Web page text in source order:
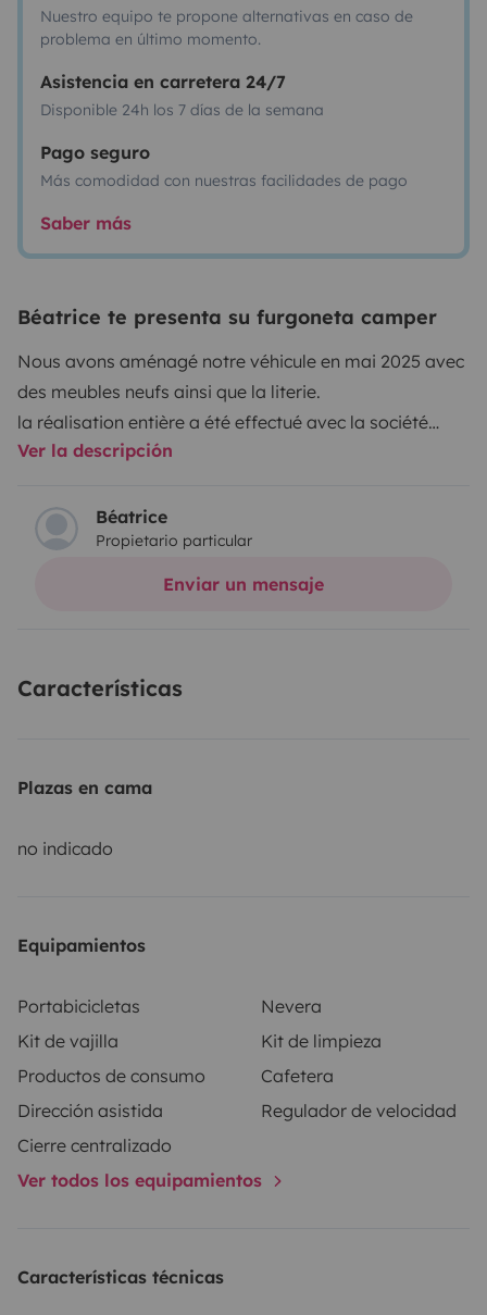
Nuestro equipo te propone alternativas en caso de
problema en último momento.
Asistencia en carretera 24/7
Disponible 24h los 7 días de la semana
Pago seguro
Más comodidad con nuestras facilidades de pago
Saber más
Béatrice te presenta su furgoneta camper
Nous avons aménagé notre véhicule en mai 2025 avec
des meubles neufs ainsi que la literie.
la réalisation entière a été effectué avec la société
Kapam.
Ver la descripción
Béatrice
Propietario particular
Enviar un mensaje
Características
Plazas en cama
no indicado
Equipamientos
Portabicicletas
Nevera
Kit de vajilla
Kit de limpieza
Productos de consumo
Cafetera
Dirección asistida
Regulador de velocidad
Cierre centralizado
Ver todos los equipamientos
Características técnicas